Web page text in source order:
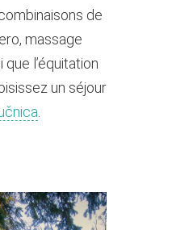
de
massage
que l’équitation
un séjour